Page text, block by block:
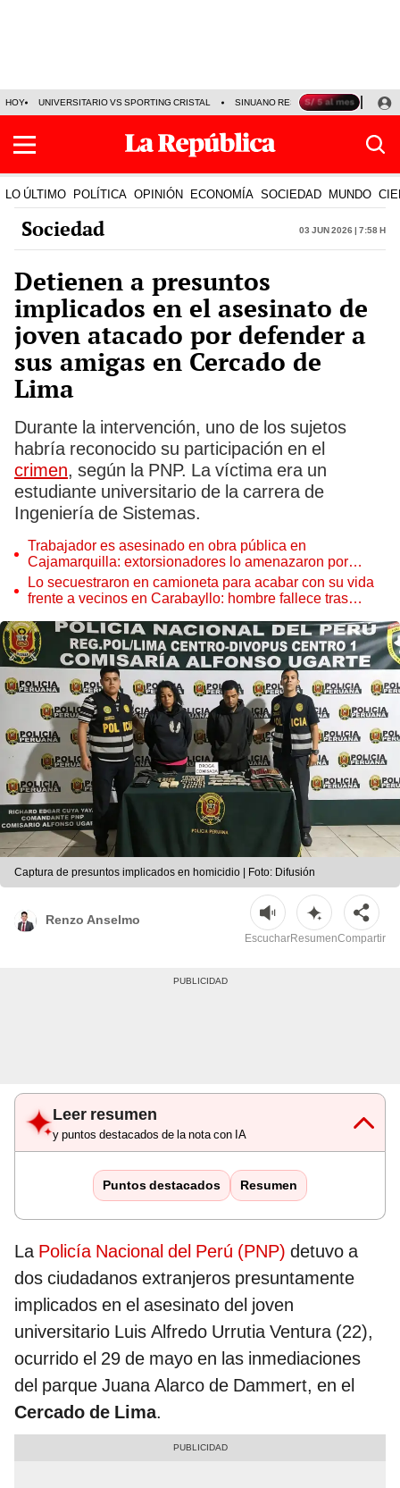
HOY UNIVERSITARIO VS SPORTING CRISTAL SINUANO RESULTADOS HOY
LO ÚLTIMO POLÍTICA OPINIÓN ECONOMÍA SOCIEDAD MUNDO
Sociedad 03 Jun 2026 | 7:58 h
Detienen a presuntos
implicados en el asesinato de
joven atacado por defender a
sus amigas en Cercado de
Lima
Durante la intervención, uno de los sujetos
habría reconocido su participación en el
crimen, según la PNP. La víctima era un
estudiante universitario de la carrera de
Ingeniería de Sistemas.
Trabajador es asesinado en obra pública en
Cajamarquilla: extorsionadores lo amenazaron por
cupos
Lo secuestraron en camioneta para acabar con su vida
frente a vecinos en Carabayllo: hombre fallece tras
Captura de presuntos implicados en homicidio | Foto: Difusión
Renzo Anselmo
EscucharResumenCompartir
Leer resumen
y puntos destacados de la nota con IA
Puntos destacados Resumen
La Policía Nacional del Perú (PNP) detuvo a
dos ciudadanos extranjeros presuntamente
implicados en el asesinato del joven
universitario Luis Alfredo Urrutia Ventura (22),
ocurrido el 29 de mayo en las inmediaciones
del parque Juana Alarco de Dammert, en el
Cercado de Lima.